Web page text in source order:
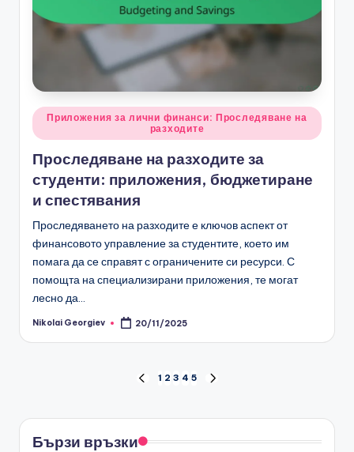
Posted
in
Приложения за лични финанси: Проследяване на
разходите
Проследяване на разходите за
студенти: приложения, бюджетиране
и спестявания
Проследяването на разходите е ключов аспект от
финансовото управление за студентите, което им
помага да се справят с ограничените си ресурси. С
помощта на специализирани приложения, те могат
лесно да…
Posted
Nikolai Georgiev 20/11/2025
pagination
PREVIOUS
1 2 3 4 5
Бързи връзки